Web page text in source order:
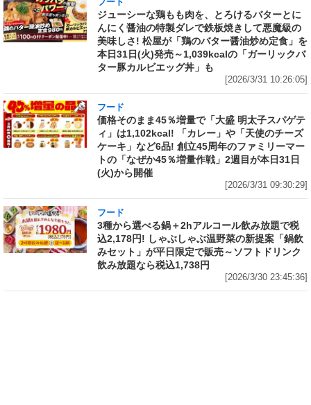
フード
ジューシーな鶏もも肉を、とろけるバターとに
んにく醤油の特製ダレで鉄板焼きして悪魔級の
美味しさ! 松屋が「鶏のバター醤油炒め定食」を
本日31日(火)発売～1,039kcalの「ガーリックバ
ター豚カルビエッグ丼」も
[2026/3/31 10:26:05]
フード
価格そのまま45％増量で「大盛 明太子スパゲテ
ィ」は1,102kcal! 「カレー」や「天使のチーズ
ケーキ」など6品! 創立45周年のファミリーマー
トの「なぜか45％増量作戦」2週目が本日31日
(火)から開催
[2026/3/31 09:30:29]
フード
3種から選べる鍋＋2hアルコール飲み放題で税
込2,178円! しゃぶしゃぶ温野菜の新提案「鍋飲
みセット」が平日限定で販売～ソフトドリンク
飲み放題なら税込1,738円
[2026/3/30 23:45:36]